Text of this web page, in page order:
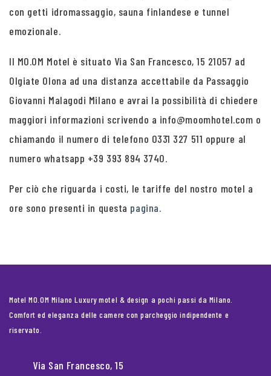
con getti idromassaggio, sauna finlandese e tunnel
emozionale.
Il MO.OM Motel è situato Via San Francesco, 15 21057 ad
Olgiate Olona ad una distanza accettabile da Passaggio
Giovanni Malagodi Milano e avrai la possibilità di chiedere
maggiori informazioni scrivendo a info@moomhotel.com o
chiamando il numero di telefono 0331 327 511 oppure al
numero whatsapp +39 393 894 3740.
Per ciò che riguarda i costi, le tariffe del nostro motel a
ore sono presenti in questa pagina.
Motel MO.OM Milano Luxury motel & design a pochi passi da Milano.
Comfort ed eleganza delle camere con parcheggio indipendente e
riservato.
Via San Francesco, 15